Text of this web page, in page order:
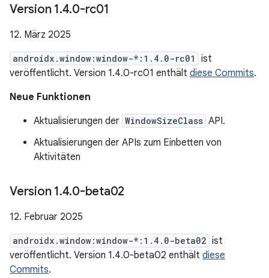
Version 1.4.0-rc01
12. März 2025
androidx.window:window-*:1.4.0-rc01
ist
veröffentlicht. Version 1.4.0-rc01 enthält diese Commits.
Neue Funktionen
Aktualisierungen der WindowSizeClass API.
Aktualisierungen der APIs zum Einbetten von
Aktivitäten
Version 1.4.0-beta02
12. Februar 2025
androidx.window:window-*:1.4.0-beta02 ist
veröffentlicht. Version 1.4.0-beta02 enthält diese
Commits.